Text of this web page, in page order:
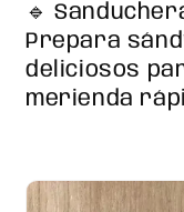
🔹
Prepara
deliciosos
merienda